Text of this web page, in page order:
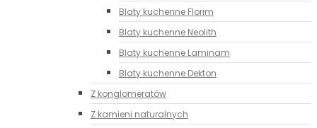
Blaty kuchenne Florim
Blaty kuchenne Neolith
Blaty kuchenne Laminam
Blaty kuchenne Dekton
Z konglomeratów
Z kamieni naturalnych